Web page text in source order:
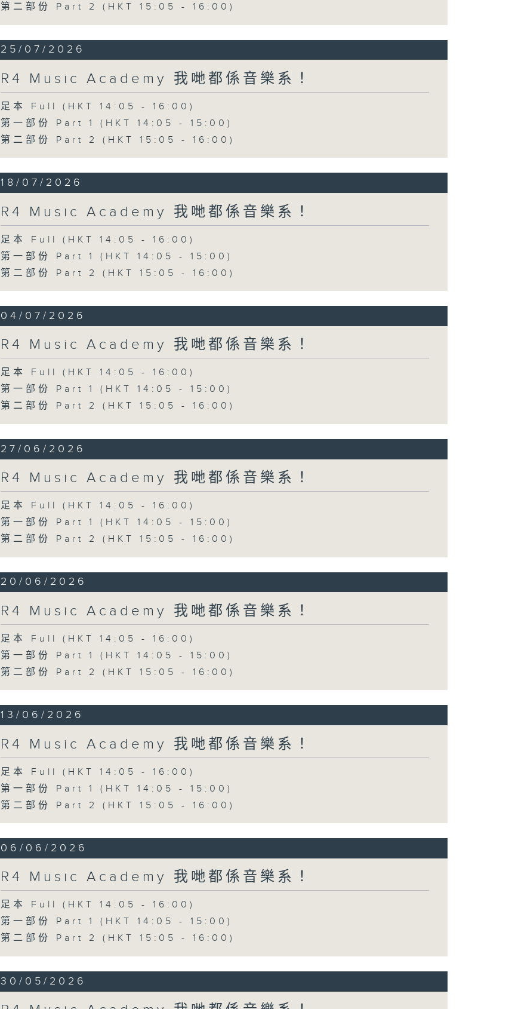
第二部份 Part 2 (HKT 15:05 - 16:00)
25/07/2026
R4 Music Academy 我哋都係音樂系！
足本 Full (HKT 14:05 - 16:00)
第一部份 Part 1 (HKT 14:05 - 15:00)
第二部份 Part 2 (HKT 15:05 - 16:00)
18/07/2026
R4 Music Academy 我哋都係音樂系！
足本 Full (HKT 14:05 - 16:00)
第一部份 Part 1 (HKT 14:05 - 15:00)
第二部份 Part 2 (HKT 15:05 - 16:00)
04/07/2026
R4 Music Academy 我哋都係音樂系！
足本 Full (HKT 14:05 - 16:00)
第一部份 Part 1 (HKT 14:05 - 15:00)
第二部份 Part 2 (HKT 15:05 - 16:00)
27/06/2026
R4 Music Academy 我哋都係音樂系！
足本 Full (HKT 14:05 - 16:00)
第一部份 Part 1 (HKT 14:05 - 15:00)
第二部份 Part 2 (HKT 15:05 - 16:00)
20/06/2026
R4 Music Academy 我哋都係音樂系！
足本 Full (HKT 14:05 - 16:00)
第一部份 Part 1 (HKT 14:05 - 15:00)
第二部份 Part 2 (HKT 15:05 - 16:00)
13/06/2026
R4 Music Academy 我哋都係音樂系！
足本 Full (HKT 14:05 - 16:00)
第一部份 Part 1 (HKT 14:05 - 15:00)
第二部份 Part 2 (HKT 15:05 - 16:00)
06/06/2026
R4 Music Academy 我哋都係音樂系！
足本 Full (HKT 14:05 - 16:00)
第一部份 Part 1 (HKT 14:05 - 15:00)
第二部份 Part 2 (HKT 15:05 - 16:00)
30/05/2026